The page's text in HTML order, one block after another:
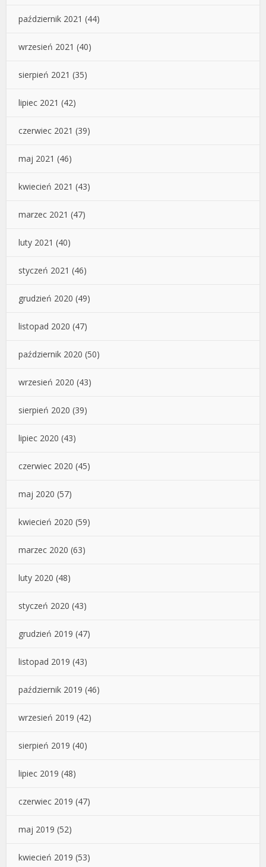
październik 2021 (44)
wrzesień 2021 (40)
sierpień 2021 (35)
lipiec 2021 (42)
czerwiec 2021 (39)
maj 2021 (46)
kwiecień 2021 (43)
marzec 2021 (47)
luty 2021 (40)
styczeń 2021 (46)
grudzień 2020 (49)
listopad 2020 (47)
październik 2020 (50)
wrzesień 2020 (43)
sierpień 2020 (39)
lipiec 2020 (43)
czerwiec 2020 (45)
maj 2020 (57)
kwiecień 2020 (59)
marzec 2020 (63)
luty 2020 (48)
styczeń 2020 (43)
grudzień 2019 (47)
listopad 2019 (43)
październik 2019 (46)
wrzesień 2019 (42)
sierpień 2019 (40)
lipiec 2019 (48)
czerwiec 2019 (47)
maj 2019 (52)
kwiecień 2019 (53)